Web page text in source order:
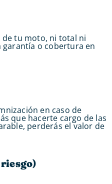
de tu moto, ni total ni
garantía o cobertura en
en caso de
que hacerte cargo de las
perderás el valor de